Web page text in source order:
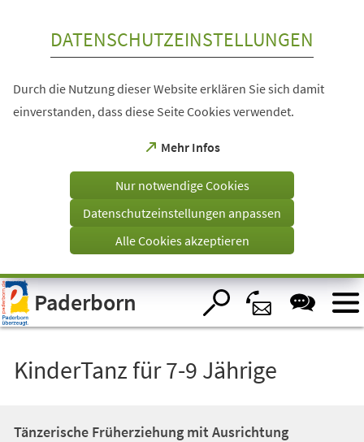
Visuelle
Assistenzsoftware
öffnen.
DATENSCHUTZEINSTELLUNGEN
Durch die Nutzung dieser Website erklären Sie sich damit
einverstanden, dass diese Seite Cookies verwendet.
Mehr Infos
(Öffnet
einem
Tab)
Nur notwendige Cookies
Datenschutzeinstellungen anpassen
Alle Cookies akzeptieren
Paderborn
KinderTanz für 7-9 Jährige
Tänzerische Früherziehung mit Ausrichtung